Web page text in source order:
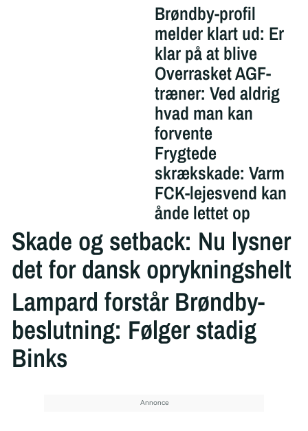
Brøndby-profil
melder klart ud: Er
klar på at blive
Overrasket AGF-
træner: Ved aldrig
hvad man kan
forvente
Frygtede
skrækskade: Varm
FCK-lejesvend kan
ånde lettet op
Skade og setback: Nu lysner
det for dansk oprykningshelt
Lampard forstår Brøndby-
beslutning: Følger stadig
Binks